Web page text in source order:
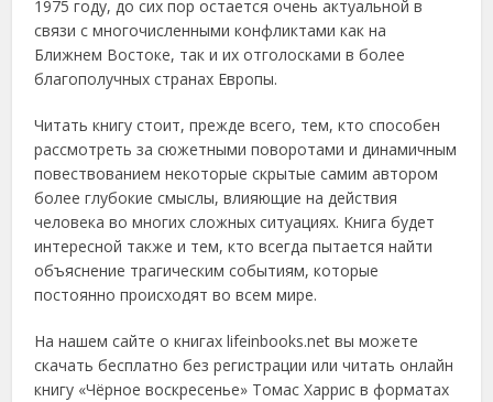
1975 году, до сих пор остается очень актуальной в
связи с многочисленными конфликтами как на
Ближнем Востоке, так и их отголосками в более
благополучных странах Европы.
Читать книгу стоит, прежде всего, тем, кто способен
рассмотреть за сюжетными поворотами и динамичным
повествованием некоторые скрытые самим автором
более глубокие смыслы, влияющие на действия
человека во многих сложных ситуациях. Книга будет
интересной также и тем, кто всегда пытается найти
объяснение трагическим событиям, которые
постоянно происходят во всем мире.
На нашем сайте о книгах lifeinbooks.net вы можете
скачать бесплатно без регистрации или читать онлайн
книгу «Чёрное воскресенье» Томас Харрис в форматах